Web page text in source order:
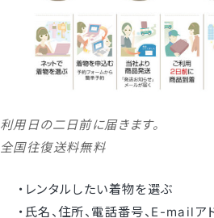
利用日の二日前に届きます。
全国往復送料無料
・レンタルしたい着物を選ぶ
・氏名、住所、電話番号、E-mailア